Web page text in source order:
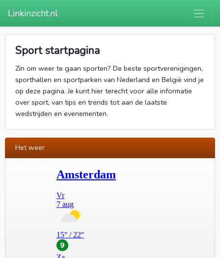
Linkinzicht.nl
Sport startpagina
Zin om weer te gaan sporten? De beste sportverenigingen,
sporthallen en sportparken van Nederland en België vind je
op deze pagina. Je kunt hier terecht voor alle informatie
over sport, van tips en trends tot aan de laatste
wedstrijden en evenementen.
Het weer